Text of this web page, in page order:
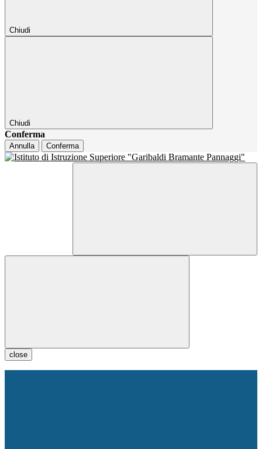
Chiudi
Chiudi
Conferma
Annulla Conferma
close